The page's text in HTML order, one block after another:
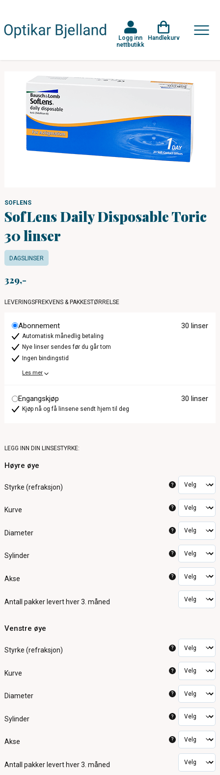
Logg inn
nettbutikk
Handlekurv
SOFLENS
SofLens Daily Disposable Toric
30 linser
DAGSLINSER
329
LEVERINGSFREKVENS & PAKKESTØRRELSE
Abonnement 30 linser
Automatisk månedlig betaling
Nye linser sendes før du går tom
Ingen bindingstid
Les mer
Engangskjøp 30 linser
Kjøp nå og få linsene sendt hjem til deg
LEGG INN DIN LINSESTYRKE:
Høyre øye
Styrke (refraksjon) ?
Kurve ?
Diameter ?
Sylinder ?
Akse ?
Antall pakker levert hver 3. måned
Venstre øye
Styrke (refraksjon) ?
Kurve ?
Diameter ?
Sylinder ?
Akse ?
Antall pakker levert hver 3. måned